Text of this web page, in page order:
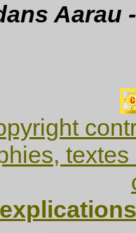
Aarau